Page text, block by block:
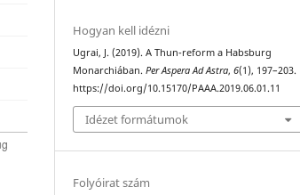
Hogyan kell idézni
Ugrai, J. (2019). A Thun-reform a Habsburg
Monarchiában.Per Aspera Ad Astra,6(1), 197–203.
https://doi.org/10.15170/PAAA.2019.06.01.11
Idézet formátumok
Folyóirat szám